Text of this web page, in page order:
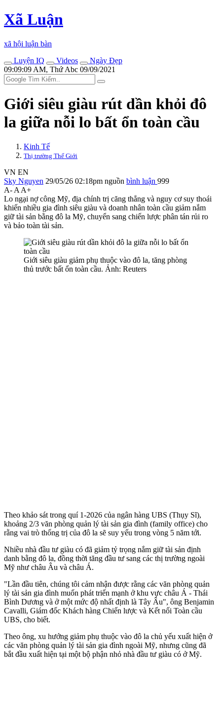
Xã Luận
xã hội luận bàn
Luyện IQ
Videos
Ngày Đẹp
09:09:09 AM, Thứ Abc 09/09/2021
Giới siêu giàu rút dần khỏi đô
la giữa nỗi lo bất ổn toàn cầu
Kinh Tế
Thị trường Thế Giới
VN EN
Sky Nguyen 29/05/26 02:18pm nguồn bình luận 999
A- A A+
Lo ngại nợ công Mỹ, địa chính trị căng thẳng và nguy cơ suy thoái
khiến nhiều gia đình siêu giàu và doanh nhân toàn cầu giảm nắm
giữ tài sản bằng đô la Mỹ, chuyển sang chiến lược phân tán rủi ro
và bảo toàn tài sản.
Giới siêu giàu giảm phụ thuộc vào đô la, tăng phòng
thủ trước bất ổn toàn cầu. Ảnh: Reuters
Theo khảo sát trong quí 1-2026 của ngân hàng UBS (Thụy Sĩ),
khoảng 2/3 văn phòng quản lý tài sản gia đình (family office) cho
rằng vai trò thống trị của đô la sẽ suy yếu trong vòng 5 năm tới.
Nhiều nhà đầu tư giàu có đã giảm tỷ trọng nắm giữ tài sản định
danh bằng đô la, đồng thời tăng đầu tư sang các thị trường ngoài
Mỹ như châu Âu và châu Á.
"Lần đầu tiên, chúng tôi cảm nhận được rằng các văn phòng quản
lý tài sản gia đình muốn phát triển mạnh ở khu vực châu Á - Thái
Bình Dương và ở một mức độ nhất định là Tây Âu", ông Benjamin
Cavalli, Giám đốc Khách hàng Chiến lược và Kết nối Toàn cầu
UBS, cho biết.
Theo ông, xu hướng giảm phụ thuộc vào đô la chủ yếu xuất hiện ở
các văn phòng quản lý tài sản gia đình ngoài Mỹ, nhưng cũng đã
bắt đầu xuất hiện tại một bộ phận nhỏ nhà đầu tư giàu có ở Mỹ.